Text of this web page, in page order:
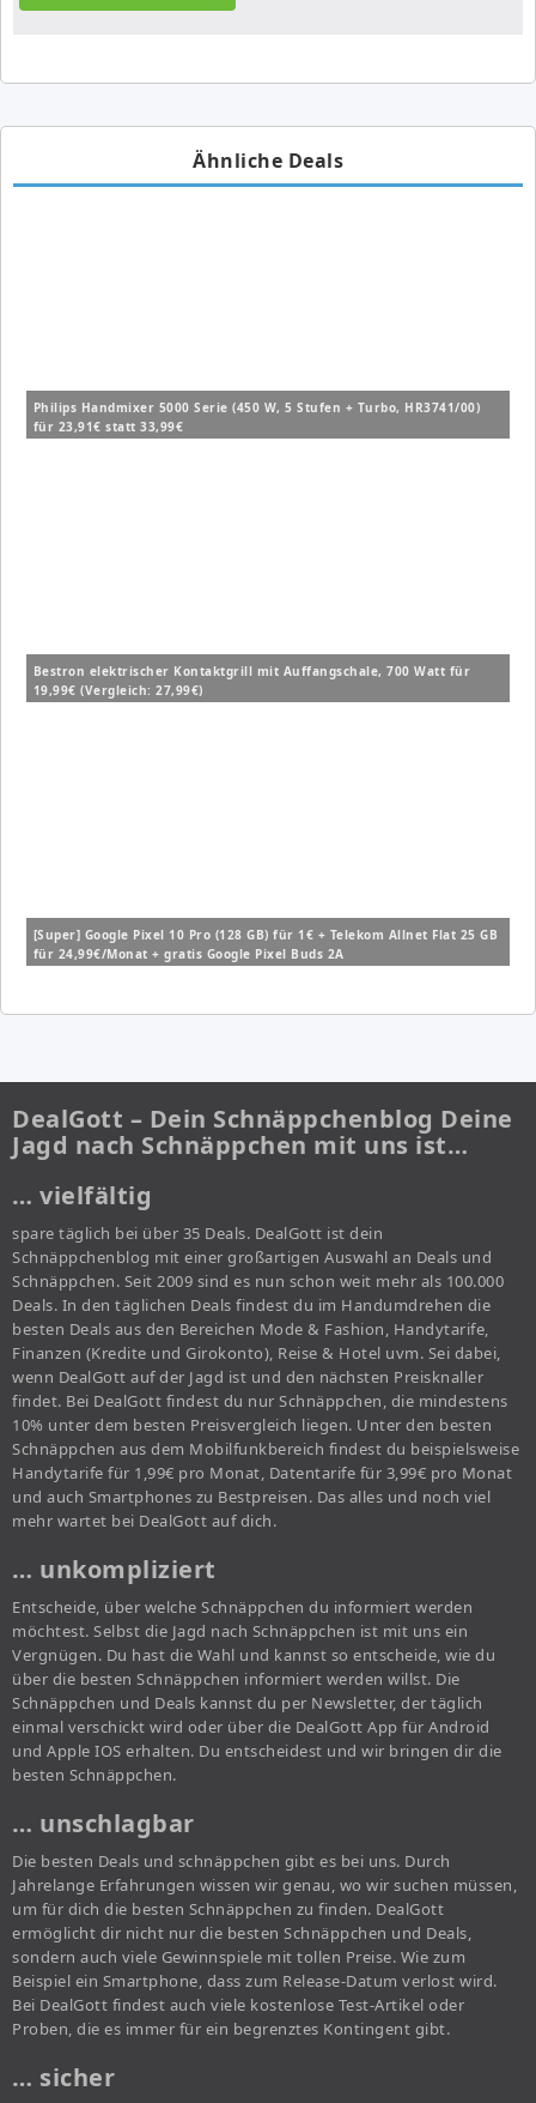
Ähnliche Deals
Philips Handmixer 5000 Serie (450 W, 5 Stufen + Turbo, HR3741/00)
für 23,91€ statt 33,99€
Bestron elektrischer Kontaktgrill mit Auffangschale, 700 Watt für
19,99€ (Vergleich: 27,99€)
[Super] Google Pixel 10 Pro (128 GB) für 1€ + Telekom Allnet Flat 25 GB
für 24,99€/Monat + gratis Google Pixel Buds 2A
DealGott – Dein Schnäppchenblog Deine
Jagd nach Schnäppchen mit uns ist…
… vielfältig
spare täglich bei über 35 Deals. DealGott ist dein
Schnäppchenblog mit einer großartigen Auswahl an Deals und
Schnäppchen. Seit 2009 sind es nun schon weit mehr als 100.000
Deals. In den täglichen Deals findest du im Handumdrehen die
besten Deals aus den Bereichen Mode & Fashion, Handytarife,
Finanzen (Kredite und Girokonto), Reise & Hotel uvm. Sei dabei,
wenn DealGott auf der Jagd ist und den nächsten Preisknaller
findet. Bei DealGott findest du nur Schnäppchen, die mindestens
10% unter dem besten Preisvergleich liegen. Unter den besten
Schnäppchen aus dem Mobilfunkbereich findest du beispielsweise
Handytarife für 1,99€ pro Monat, Datentarife für 3,99€ pro Monat
und auch Smartphones zu Bestpreisen. Das alles und noch viel
mehr wartet bei DealGott auf dich.
… unkompliziert
Entscheide, über welche Schnäppchen du informiert werden
möchtest. Selbst die Jagd nach Schnäppchen ist mit uns ein
Vergnügen. Du hast die Wahl und kannst so entscheide, wie du
über die besten Schnäppchen informiert werden willst. Die
Schnäppchen und Deals kannst du per Newsletter, der täglich
einmal verschickt wird oder über die DealGott App für Android
und Apple IOS erhalten. Du entscheidest und wir bringen dir die
besten Schnäppchen.
… unschlagbar
Die besten Deals und schnäppchen gibt es bei uns. Durch
Jahrelange Erfahrungen wissen wir genau, wo wir suchen müssen,
um für dich die besten Schnäppchen zu finden. DealGott
ermöglicht dir nicht nur die besten Schnäppchen und Deals,
sondern auch viele Gewinnspiele mit tollen Preise. Wie zum
Beispiel ein Smartphone, dass zum Release-Datum verlost wird.
Bei DealGott findest auch viele kostenlose Test-Artikel oder
Proben, die es immer für ein begrenztes Kontingent gibt.
… sicher